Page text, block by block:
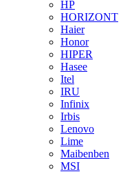
HP
HORIZONT
Haier
Honor
HIPER
Hasee
Itel
IRU
Infinix
Irbis
Lenovo
Lime
Maibenben
MSI